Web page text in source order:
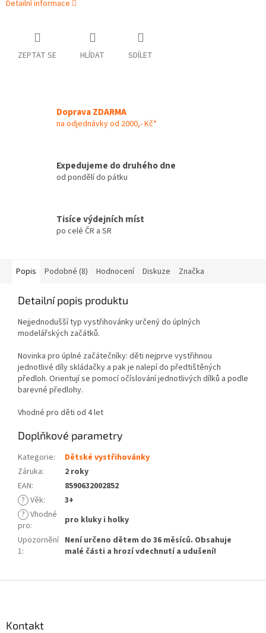
Detailní informace
ZEPTAT SE HLÍDAT SDÍLET
Doprava ZDARMA
na odjednávky od 2000,- Kč*
Expedujeme do druhého dne
od pondělí do pátku
Tisíce výdejních míst
po celé ČR a SR
Popis Podobné (8) Hodnocení Diskuze Značka
Detailní popis produktu
Nejjednodušší typ vystřihovánky určený do úplných
modelářských začátků.
Novinka pro úplné začátečníky: děti nejprve vystřihnou
jednotlivé díly skládačky a pak je nalepí do předtištěných
předloh. Orientují se pomocí očíslování jednotlivých dílků a podle
barevné předlohy.
Vhodné pro děti od 4 let
Doplňkové parametry
Kategorie:
Dětské vystřihovánky
Záruka:
2 roky
EAN:
8590632002852
? Věk:
3+
? Vhodné
pro:
pro kluky i holky
Upozornění
1:
Není určeno dětem do 36 měsíců. Obsahuje
malé části a hrozí vdechnutí a udušení!
Kontakt